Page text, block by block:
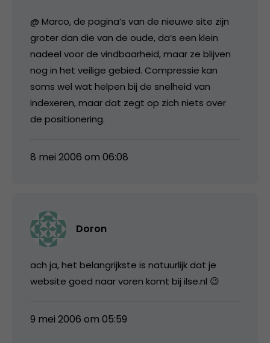
@ Marco, de pagina’s van de nieuwe site zijn
groter dan die van de oude, da’s een klein
nadeel voor de vindbaarheid, maar ze blijven
nog in het veilige gebied. Compressie kan
soms wel wat helpen bij de snelheid van
indexeren, maar dat zegt op zich niets over
de positionering.
8 mei 2006 om 06:08
Doron
ach ja, het belangrijkste is natuurlijk dat je
website goed naar voren komt bij ilse.nl 😉
9 mei 2006 om 05:59